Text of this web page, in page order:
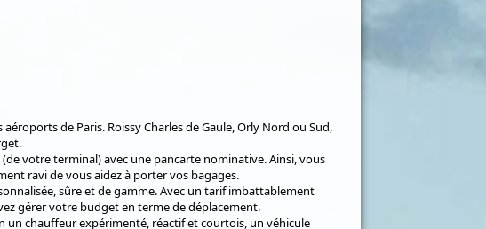
de Paris. Roissy Charles de Gaule, Orly Nord ou Sud,
votre terminal) avec une pancarte nominative. Ainsi, vous
ravi de vous aidez à porter vos bagages.
sûre et de gamme. Avec un tarif imbattablement
gérer votre budget en terme de déplacement.
chauffeur expérimenté, réactif et courtois, un véhicule